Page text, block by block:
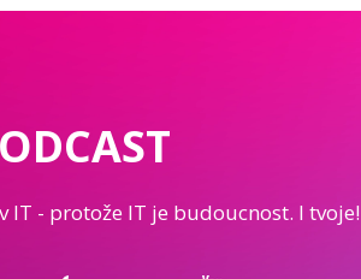
IT - protože IT je budoucnost. I tvoje!